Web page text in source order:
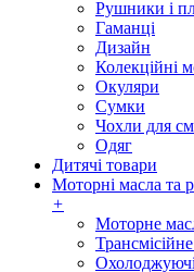
Рушники і
Гаманці
Дизайн
Колекційні
Окуляри
Сумки
Чохли для
Одяг
Дитячі товари
Моторні масла та
+
Моторне